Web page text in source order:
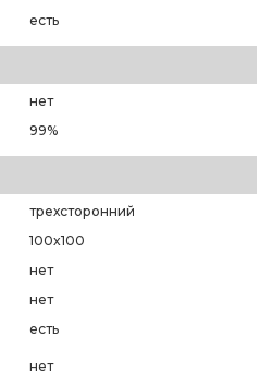
есть
нет
99%
трехсторонний
100x100
нет
нет
есть
нет